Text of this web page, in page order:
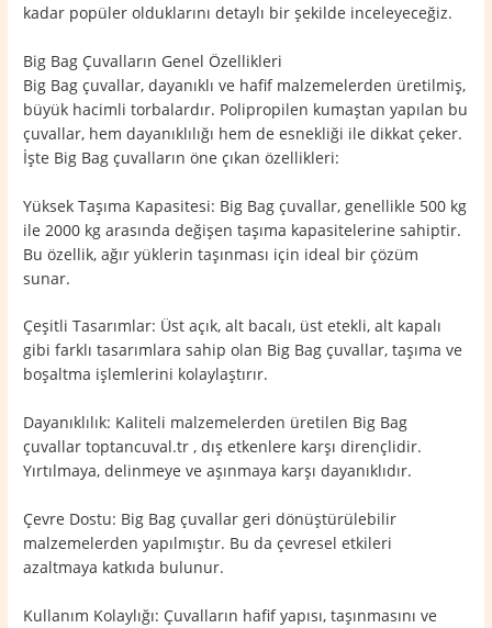
kadar popüler olduklarını detaylı bir şekilde inceleyeceğiz.
Big Bag Çuvalların Genel Özellikleri
Big Bag çuvallar, dayanıklı ve hafif malzemelerden üretilmiş,
büyük hacimli torbalardır. Polipropilen kumaştan yapılan bu
çuvallar, hem dayanıklılığı hem de esnekliği ile dikkat çeker.
İşte Big Bag çuvalların öne çıkan özellikleri:
Yüksek Taşıma Kapasitesi: Big Bag çuvallar, genellikle 500 kg
ile 2000 kg arasında değişen taşıma kapasitelerine sahiptir.
Bu özellik, ağır yüklerin taşınması için ideal bir çözüm
sunar.
Çeşitli Tasarımlar: Üst açık, alt bacalı, üst etekli, alt kapalı
gibi farklı tasarımlara sahip olan Big Bag çuvallar, taşıma ve
boşaltma işlemlerini kolaylaştırır.
Dayanıklılık: Kaliteli malzemelerden üretilen Big Bag
çuvallar toptancuval.tr , dış etkenlere karşı dirençlidir.
Yırtılmaya, delinmeye ve aşınmaya karşı dayanıklıdır.
Çevre Dostu: Big Bag çuvallar geri dönüştürülebilir
malzemelerden yapılmıştır. Bu da çevresel etkileri
azaltmaya katkıda bulunur.
Kullanım Kolaylığı: Çuvalların hafif yapısı, taşınmasını ve